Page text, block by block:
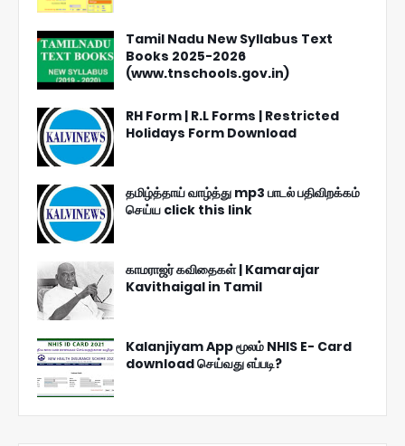
Tamil Nadu New Syllabus Text
Books 2025-2026
(www.tnschools.gov.in)
RH Form | R.L Forms | Restricted
Holidays Form Download
தமிழ்த்தாய் வாழ்த்து mp3 பாடல் பதிவிறக்கம்
செய்ய click this link
காமராஜர் கவிதைகள் | Kamarajar
Kavithaigal in Tamil
Kalanjiyam App மூலம் NHIS E- Card
download செய்வது எப்படி?